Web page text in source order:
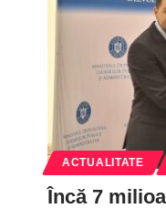
ACTUALITATE
Încă 7